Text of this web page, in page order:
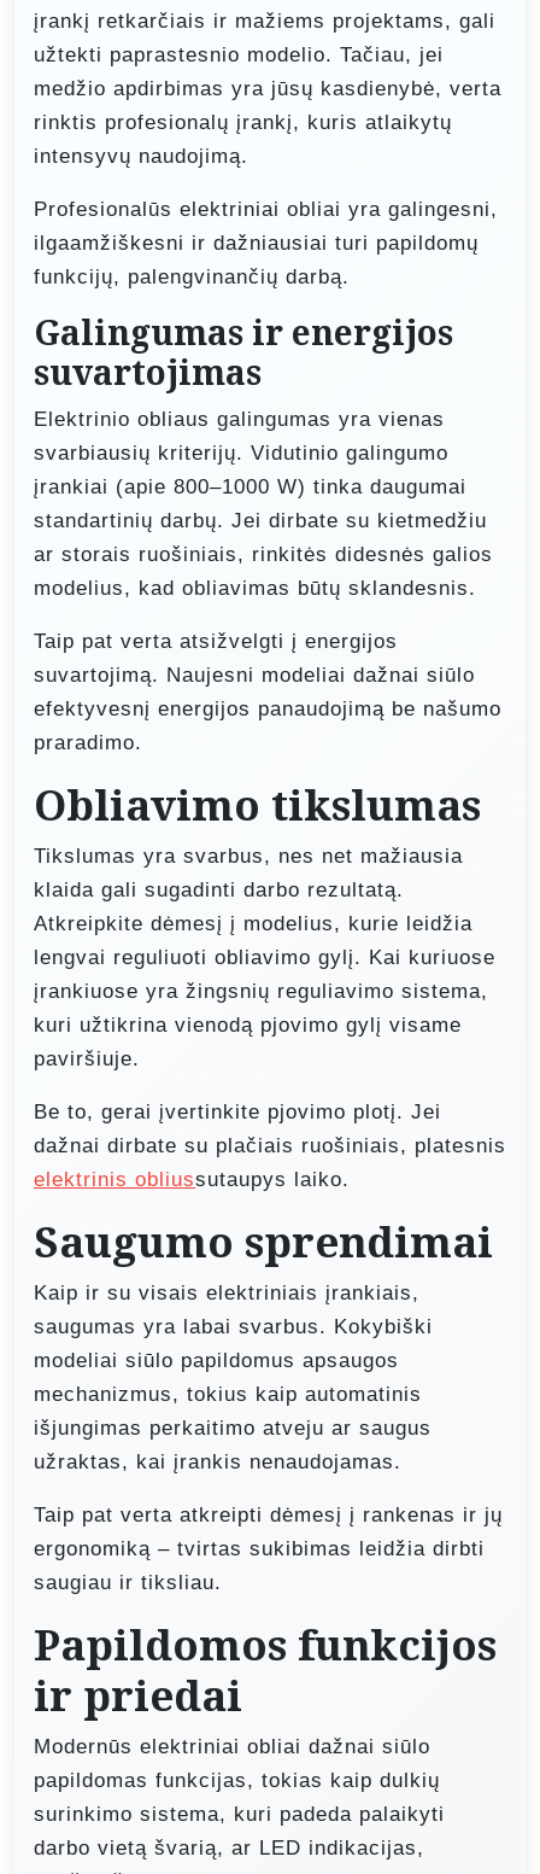
įrankį retkarčiais ir mažiems projektams, gali
užtekti paprastesnio modelio. Tačiau, jei
medžio apdirbimas yra jūsų kasdienybė, verta
rinktis profesionalų įrankį, kuris atlaikytų
intensyvų naudojimą.
Profesionalūs elektriniai obliai yra galingesni,
ilgaamžiškesni ir dažniausiai turi papildomų
funkcijų, palengvinančių darbą.
Galingumas ir energijos
suvartojimas
Elektrinio obliaus galingumas yra vienas
svarbiausių kriterijų. Vidutinio galingumo
įrankiai (apie 800–1000 W) tinka daugumai
standartinių darbų. Jei dirbate su kietmedžiu
ar storais ruošiniais, rinkitės didesnės galios
modelius, kad obliavimas būtų sklandesnis.
Taip pat verta atsižvelgti į energijos
suvartojimą. Naujesni modeliai dažnai siūlo
efektyvesnį energijos panaudojimą be našumo
praradimo.
Obliavimo tikslumas
Tikslumas yra svarbus, nes net mažiausia
klaida gali sugadinti darbo rezultatą.
Atkreipkite dėmesį į modelius, kurie leidžia
lengvai reguliuoti obliavimo gylį. Kai kuriuose
įrankiuose yra žingsnių reguliavimo sistema,
kuri užtikrina vienodą pjovimo gylį visame
paviršiuje.
Be to, gerai įvertinkite pjovimo plotį. Jei
dažnai dirbate su plačiais ruošiniais, platesnis
elektrinis obliussutaupys laiko.
Saugumo sprendimai
Kaip ir su visais elektriniais įrankiais,
saugumas yra labai svarbus. Kokybiški
modeliai siūlo papildomus apsaugos
mechanizmus, tokius kaip automatinis
išjungimas perkaitimo atveju ar saugus
užraktas, kai įrankis nenaudojamas.
Taip pat verta atkreipti dėmesį į rankenas ir jų
ergonomiką – tvirtas sukibimas leidžia dirbti
saugiau ir tiksliau.
Papildomos funkcijos
ir priedai
Modernūs elektriniai obliai dažnai siūlo
papildomas funkcijas, tokias kaip dulkių
surinkimo sistema, kuri padeda palaikyti
darbo vietą švarią, ar LED indikacijas,